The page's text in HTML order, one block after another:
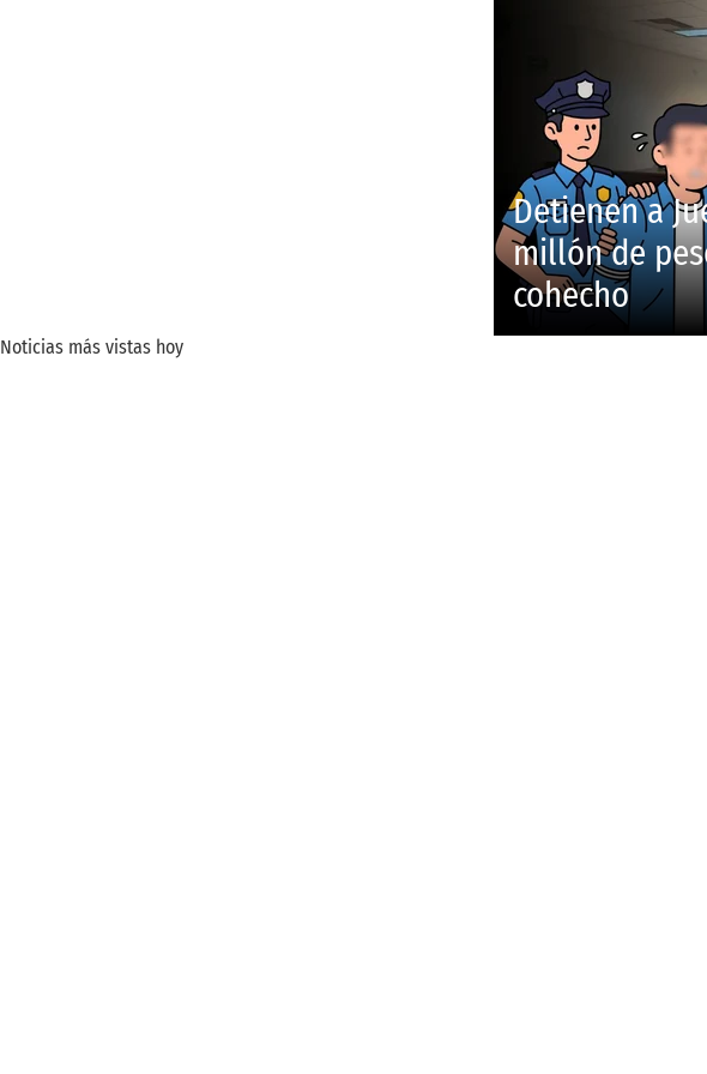
Detienen a
millón de
cohecho
Noticias más vistas hoy